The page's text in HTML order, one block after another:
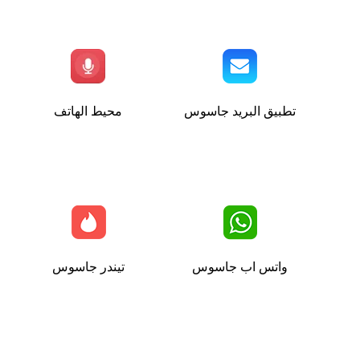
محيط الهاتف تطبيق البريد جاسوس
تيندر جاسوس واتس اب جاسوس